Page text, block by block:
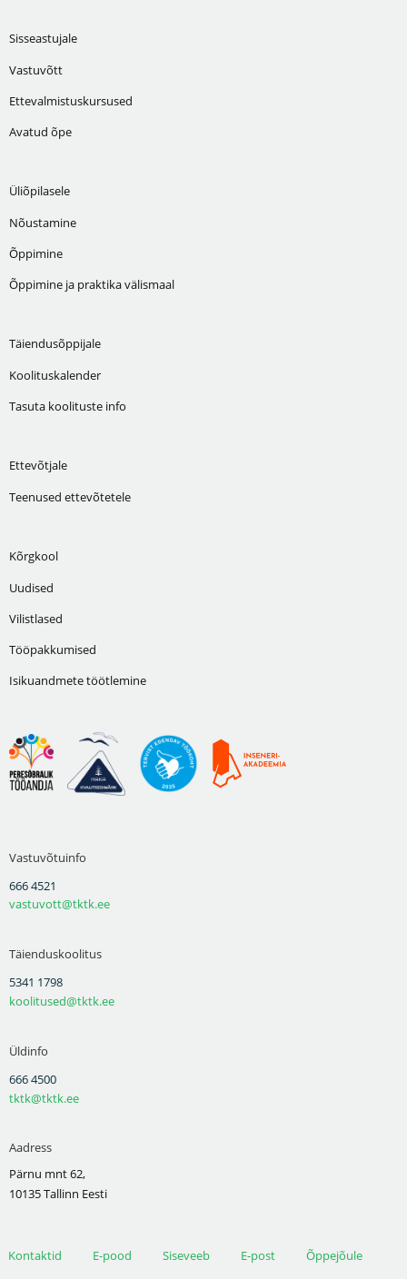
Sisseastujale
Vastuvõtt
Ettevalmistuskursused
Avatud õpe
Üliõpilasele
Nõustamine
Õppimine
Õppimine ja praktika välismaal
Täiendusõppijale
Koolituskalender
Tasuta koolituste info
Ettevõtjale
Teenused ettevõtetele
Kõrgkool
Uudised
Vilistlased
Tööpakkumised
Isikuandmete töötlemine
Vastuvõtuinfo
666 4521
vastuvott@tktk.ee
Täienduskoolitus
5341 1798
koolitused@tktk.ee
Üldinfo
666 4500
tktk@tktk.ee
Aadress
Pärnu mnt 62,
10135 Tallinn Eesti
Kontaktid E-pood Siseveeb E-post
Õppejõule